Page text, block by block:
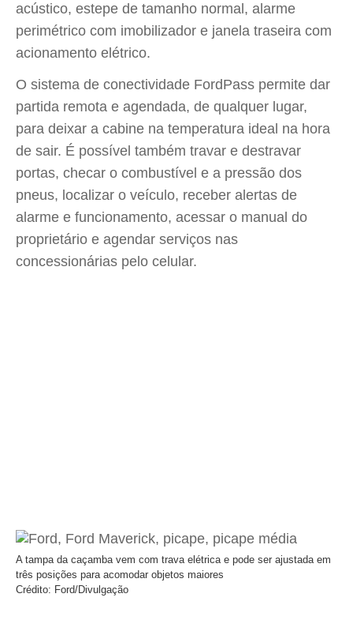
acústico, estepe de tamanho normal, alarme
perimétrico com imobilizador e janela traseira com
acionamento elétrico.
O sistema de conectividade FordPass permite dar
partida remota e agendada, de qualquer lugar,
para deixar a cabine na temperatura ideal na hora
de sair. É possível também travar e destravar
portas, checar o combustível e a pressão dos
pneus, localizar o veículo, receber alertas de
alarme e funcionamento, acessar o manual do
proprietário e agendar serviços nas
concessionárias pelo celular.
A tampa da caçamba vem com trava elétrica e pode ser ajustada em
três posições para acomodar objetos maiores
Crédito: Ford/Divulgação